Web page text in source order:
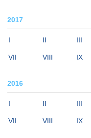
2017
I II III
VII VIII IX
2016
I II III
VII VIII IX